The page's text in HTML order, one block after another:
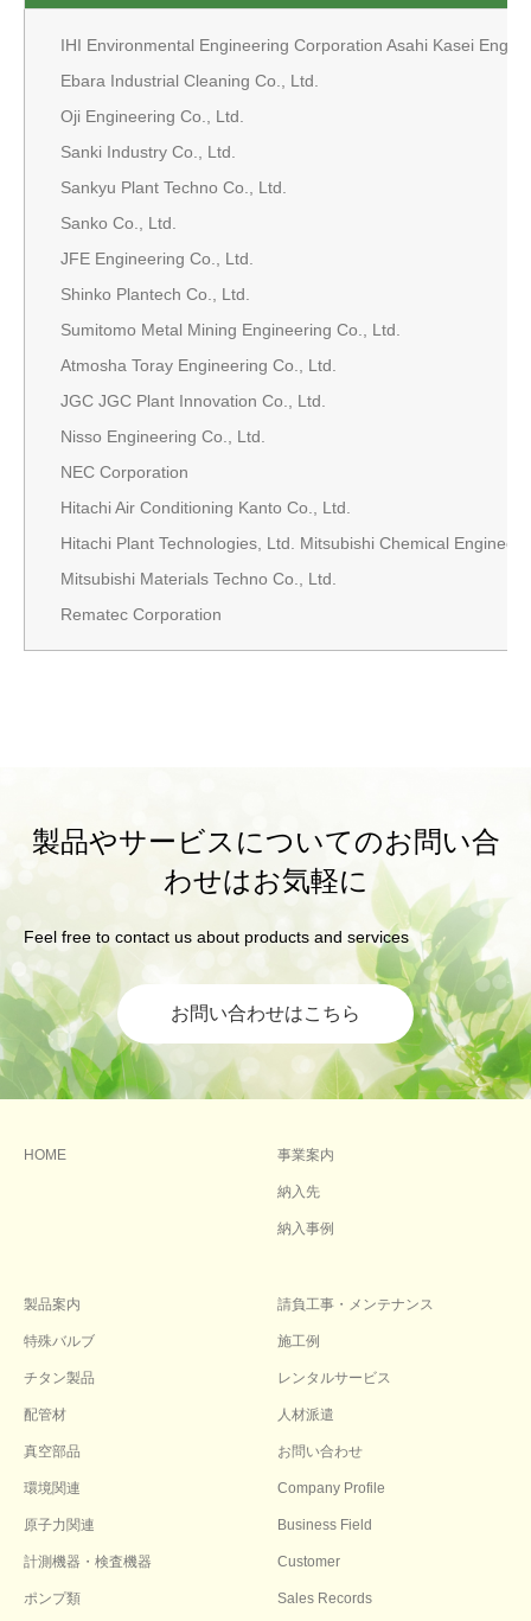
IHI Environmental Engineering Corporation Asahi Kasei
Ebara Industrial Cleaning Co., Ltd.
Oji Engineering Co., Ltd.
Sanki Industry Co., Ltd.
Sankyu Plant Techno Co., Ltd.
Sanko Co., Ltd.
JFE Engineering Co., Ltd.
Shinko Plantech Co., Ltd.
Sumitomo Metal Mining Engineering Co., Ltd.
Atmosha Toray Engineering Co., Ltd.
JGC JGC Plant Innovation Co., Ltd.
Nisso Engineering Co., Ltd.
NEC Corporation
Hitachi Air Conditioning Kanto Co., Ltd.
Hitachi Plant Technologies, Ltd. Mitsubishi Chemical
Mitsubishi Materials Techno Co., Ltd.
Rematec Corporation
製品やサービスについてのお問い合
わせはお気軽に
Feel free to contact us about products and services
お問い合わせはこちら
HOME 事業案内
納入先
納入事例
製品案内
特殊バルブ
チタン製品
配管材
真空部品
環境関連
原子力関連
計測機器・検査機器
ポンプ類
請負工事・メンテナンス
施工例
レンタルサービス
人材派遣
お問い合わせ
Company Profile
Business Field
Customer
Sales Records